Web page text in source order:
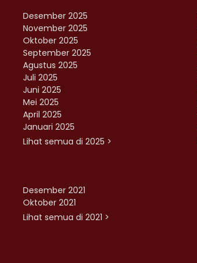
Desember 2025
November 2025
Oktober 2025
September 2025
Agustus 2025
Juli 2025
Juni 2025
Mei 2025
April 2025
Januari 2025
Lihat semua di 2025 >
Desember 2021
Oktober 2021
Lihat semua di 2021 >